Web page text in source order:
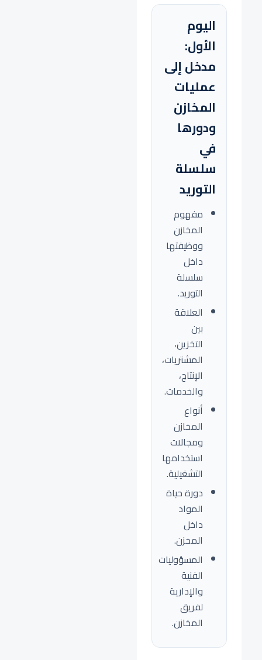
اليوم
الأول:
مدخل إلى
عمليات
المخازن
ودورها
في
سلسلة
التوريد
مفهوم
المخازن
ووظيفتها
داخل
سلسلة
التوريد.
العلاقة
بين
التخزين،
المشتريات،
الإنتاج،
والخدمات.
أنواع
المخازن
ومجالات
استخدامها
التشغيلية.
دورة حياة
المواد
داخل
المخزن.
المسؤوليات
الفنية
والإدارية
لفريق
المخازن.